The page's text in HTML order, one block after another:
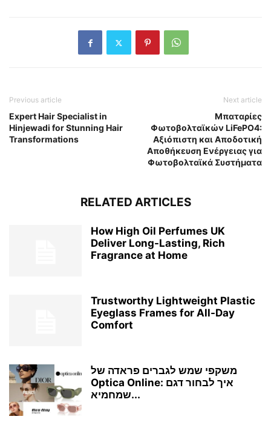
Previous article
Expert Hair Specialist in
Hinjewadi for Stunning Hair
Transformations
Next article
Μπαταρίες
Φωτοβολταϊκών LiFePO4:
Αξιόπιστη και Αποδοτική
Αποθήκευση Ενέργειας για
Φωτοβολταϊκά Συστήματα
RELATED ARTICLES
How High Oil Perfumes UK
Deliver Long-Lasting, Rich
Fragrance at Home
Trustworthy Lightweight Plastic
Eyeglass Frames for All-Day
Comfort
משקפי שמש לגברים פראדה של
Optica Online: איך לבחור דגם
שמחמיא...